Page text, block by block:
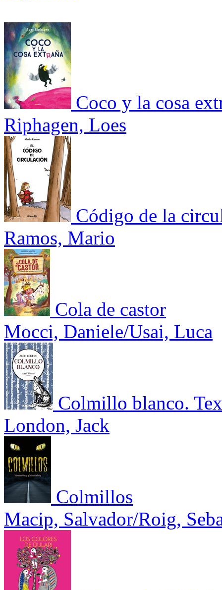
Coco y la cosa
Riphagen, Loes
Código de la
Ramos, Mario
Cola de castor
Mocci, Daniele/Usai, Luca
Colmillo blanco.
London, Jack
Colmillos
Macip, Salvador/Roig,